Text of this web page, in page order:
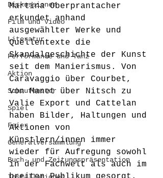
Diskussionen
Film und Video
Literatur
Performance und Tanz
Aktion
Schaufenster
Spiel
Feier
Generalversammlung
Buch- und Zeitungspräsentation
Martina Oberprantacher
erkundet anhand
ausgewählter Werke und
Quellentexte die
Skandalgeschichte der Kunst
seit dem Manierismus. Von
Caravaggio über Courbet,
von Manet über Nitsch zu
Valie Export und Cattelan
haben Bilder, Haltungen und
Aktionen von
Künstlern/innen immer
wieder für Aufregung sowohl
in der Fachwelt als auch im